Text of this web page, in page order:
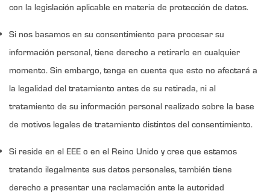
con la legislación aplicable en materia de protección de datos.
Si nos basamos en su consentimiento para procesar su
información personal, tiene derecho a retirarlo en cualquier
momento. Sin embargo, tenga en cuenta que esto no afectará a
la legalidad del tratamiento antes de su retirada, ni al
tratamiento de su información personal realizado sobre la base
de motivos legales de tratamiento distintos del consentimiento.
Si reside en el EEE o en el Reino Unido y cree que estamos
tratando ilegalmente sus datos personales, también tiene
derecho a presentar una reclamación ante la autoridad